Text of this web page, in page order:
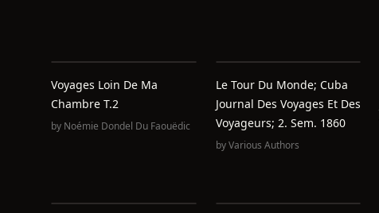
Voyages Loin De Ma
Chambre T.2
by Noémie Dondel Du Faouëdic
Le Tour Du Monde; Cuba
Journal Des Voyages Et Des
Voyageurs; 2. Sem. 1860
byVarious Authors